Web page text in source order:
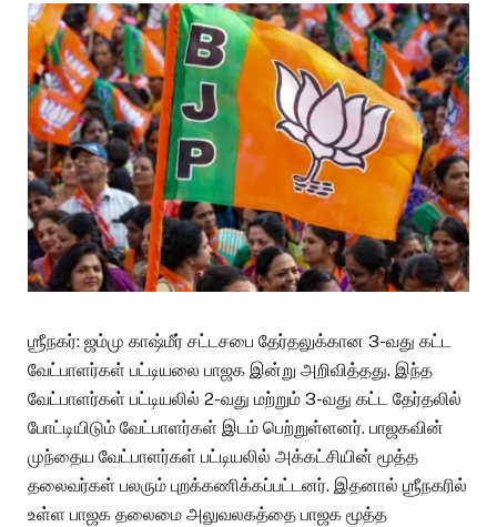
ஶ்ரீநகர்: ஜம்மு காஷ்மீர் சட்டசபை தேர்தலுக்கான 3-வது கட்ட
வேட்பாளர்கள் பட்டியலை பாஜக இன்று அறிவித்தது. இந்த
வேட்பாளர்கள் பட்டியலில் 2-வது மற்றும் 3-வது கட்ட தேர்தலில்
போட்டியிடும் வேட்பாளர்கள் இடம் பெற்றுள்ளனர். பாஜகவின்
முந்தைய வேட்பாளர்கள் பட்டியலில் அக்கட்சியின் மூத்த
தலைவர்கள் பலரும் புறக்கணிக்கப்பட்டனர். இதனால் ஶ்ரீநகரில்
உள்ள பாஜக தலைமை அலுவலகத்தை பாஜக மூத்த